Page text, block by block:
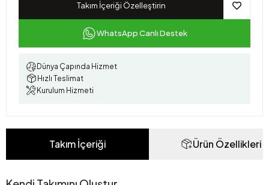
Takım İçeriği Özelleştirin
WhatsApp Canlı Destek
Dünya Çapında Hizmet
Hızlı Teslimat
Kurulum Hizmeti
Takım İçeriği Ürün Özellikleri